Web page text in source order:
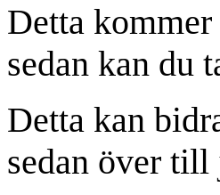
Detta
sedan kan du
Detta kan
sedan över till